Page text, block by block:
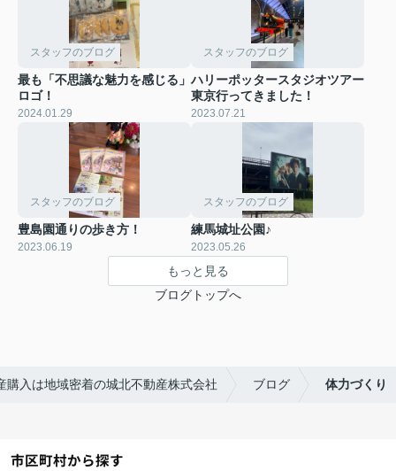
スタッフのブログ
最も「不思議な魅力を感じる」
ロゴ！
2024.01.29
スタッフのブログ
ハリーポッタースタジオツアー
東京行ってきました！
2023.07.21
スタッフのブログ
豊島園通りの歩き方！
2023.06.19
スタッフのブログ
練馬城址公園♪
2023.05.26
もっと見る
ブログトップへ
購入は地域密着の城北不動産株式会社 ブログ 体力づくり
市区町村から探す